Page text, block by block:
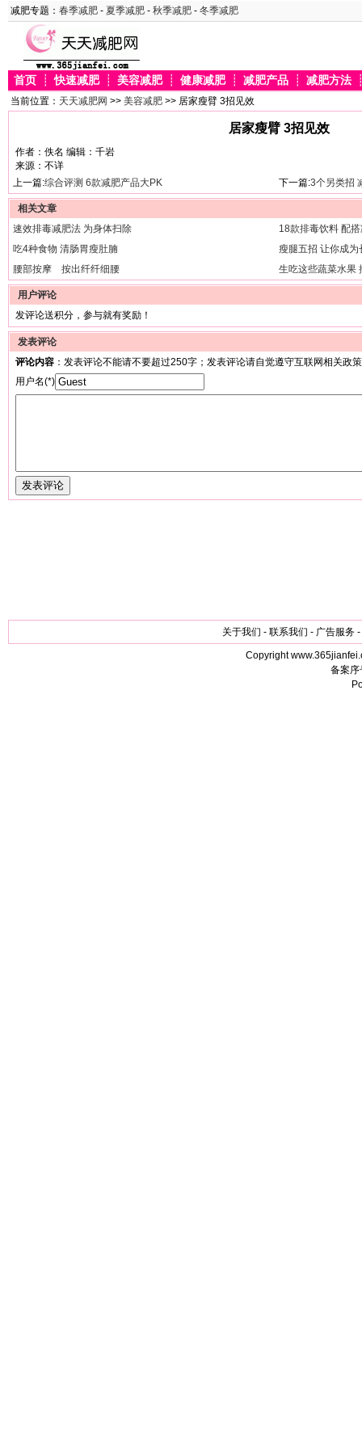
减肥专题： 春季减肥 - 夏季减肥 - 秋季减肥 - 冬季减肥
首页 ┊ 快速减肥 ┊ 美容减肥 ┊ 健康减肥 ┊ 减肥产品 ┊ 减肥方法
当前位置： 天天减肥网 >> 美容减肥 >> 居家瘦臂 3招见效
居家瘦臂 3招见效
作者：佚名 编辑：千岩
来源：不详
上一篇:综合评测 6款减肥产品大PK 下一篇:3个另类招
相关文章
速效排毒减肥法 为身体扫除
18款排毒饮料 配
吃4种食物 清肠胃瘦肚腩
瘦腿五招 让你成为
腰部按摩 按出纤纤细腰
生吃这些蔬菜水果
用户评论
发评论送积分，参与就有奖励！
发表评论
评论内容 ：发表评论不能请不要超过250字；发表评论请自觉遵守互联网相关政
用户名(*)
关于我们 - 联系我们 - 广告服务
Copyright
备案序